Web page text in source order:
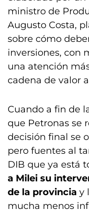
ministro de
Augusto Costa,
sobre cómo
inversiones, con
una atención
cadena de valor
Cuando a fin de
que Petronas se
decisión final se
pero fuentes al
DIB que ya está
a Milei su
de la provincia y
mucha menos